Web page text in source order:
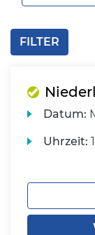
FILTER
Datum:
Uhrzeit: